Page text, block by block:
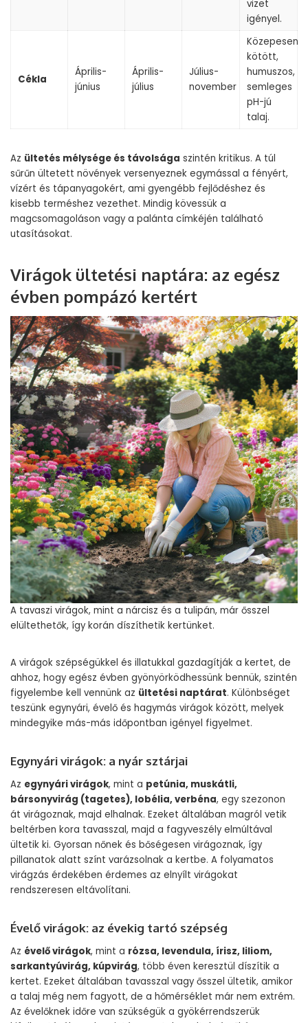
vizet
igényel.
Cékla
Április-
június
Április-
július
Július-
november
Közepesen
kötött,
humuszos,
semleges
pH-jú
talaj.
Az ültetés mélysége és távolsága szintén kritikus. A túl
sűrűn ültetett növények versenyeznek egymással a fényért,
vízért és tápanyagokért, ami gyengébb fejlődéshez és
kisebb terméshez vezethet. Mindig kövessük a
magcsomagoláson vagy a palánta címkéjén található
utasításokat.
Virágok ültetési naptára: az egész
évben pompázó kertért
A tavaszi virágok, mint a nárcisz és a tulipán, már ősszel
elültethetők, így korán díszíthetik kertünket.
A virágok szépségükkel és illatukkal gazdagítják a kertet, de
ahhoz, hogy egész évben gyönyörködhessünk bennük, szintén
figyelembe kell vennünk az ültetési naptárat. Különbséget
teszünk egynyári, évelő és hagymás virágok között, melyek
mindegyike más-más időpontban igényel figyelmet.
Egynyári virágok: a nyár sztárjai
Az egynyári virágok, mint a petúnia, muskátli,
bársonyvirág (tagetes), lobélia, verbéna, egy szezonon
át virágoznak, majd elhalnak. Ezeket általában magról vetik
beltérben kora tavasszal, majd a fagyveszély elmúltával
ültetik ki. Gyorsan nőnek és bőségesen virágoznak, így
pillanatok alatt színt varázsolnak a kertbe. A folyamatos
virágzás érdekében érdemes az elnyílt virágokat
rendszeresen eltávolítani.
Évelő virágok: az évekig tartó szépség
Az évelő virágok, mint a rózsa, levendula, írisz, liliom,
sarkantyúvirág, kúpvirág, több éven keresztül díszítik a
kertet. Ezeket általában tavasszal vagy ősszel ültetik, amikor
a talaj még nem fagyott, de a hőmérséklet már nem extrém.
Az évelőknek időre van szükségük a gyökérrendszerük